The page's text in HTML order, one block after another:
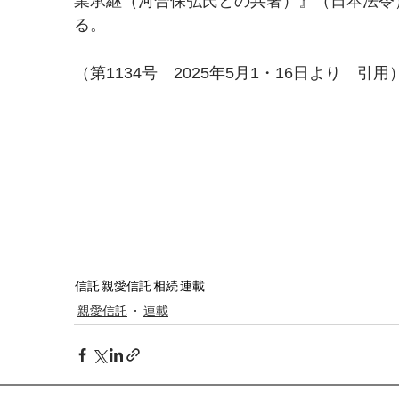
る。
（第1134号　2025年5月1・16日より　引用）
信託親愛信託相続連載
親愛信託
連載